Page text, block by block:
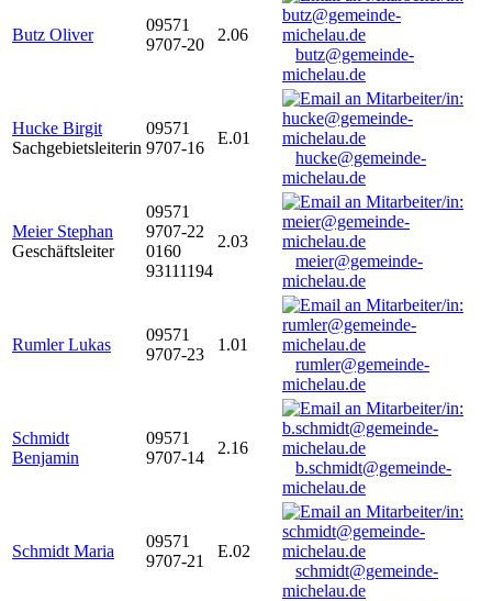
Butz Oliver
09571
9707-20
2.06
butz@gemeinde-
michelau.de
Hucke Birgit
Sachgebietsleiterin
09571
9707-16
E.01
hucke@gemeinde-
michelau.de
Meier Stephan
Geschäftsleiter
09571
9707-22
0160
93111194
2.03
meier@gemeinde-
michelau.de
Rumler Lukas
09571
9707-23
1.01
rumler@gemeinde-
michelau.de
Schmidt
Benjamin
09571
9707-14
2.16
b.schmidt@gemeinde-
michelau.de
Schmidt Maria
09571
9707-21
E.02
schmidt@gemeinde-
michelau.de